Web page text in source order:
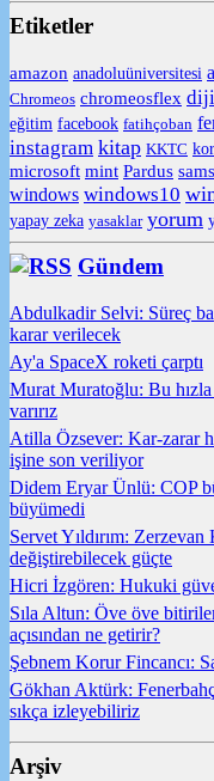
Etiketler
amazon anadoluüniversitesi
Chromeos chromeosflex
eğitim facebook fatihçoban
instagram kitap KKTC
microsoft mint Pardus
windows windows10
yapay zeka yasaklar yorum
Gündem
Abdulkadir Selvi: Süreç
karar verilecek
Ay'a SpaceX roketi çarptı
Murat Muratoğlu: Bu
varırız
Atilla Özsever: Kar-zarar
işine son veriliyor
Didem Eryar Ünlü: COP
büyümedi
Servet Yıldırım:
değiştirebilecek güçte
Hicri İzgören: Hukuki
Sıla Altun: Öve öve
açısından ne getirir?
Şebnem Korur Fincancı:
Gökhan Aktürk:
sıkça izleyebiliriz
Arşiv